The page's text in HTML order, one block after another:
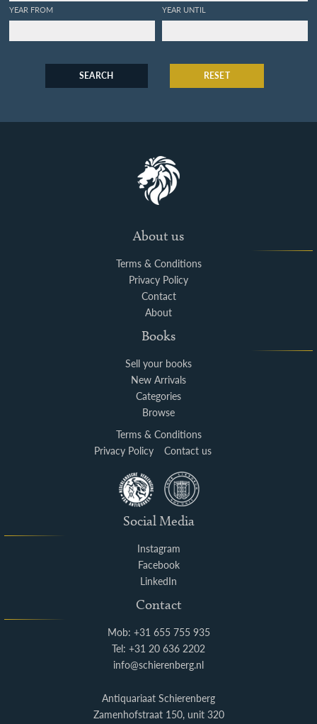
YEAR FROM YEAR UNTIL
SEARCH RESET
About us
Terms & Conditions
Privacy Policy
Contact
About
Books
Sell your books
New Arrivals
Categories
Browse
Terms & Conditions
Privacy Policy
Contact us
Social Media
Instagram
Facebook
LinkedIn
Contact
Mob: +31 655 755 935
Tel: +31 20 636 2202
info@schierenberg.nl
Antiquariaat Schierenberg
Zamenhofstraat 150, unit 320